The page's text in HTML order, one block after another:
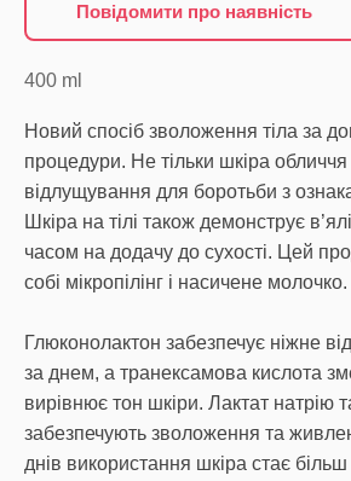
Повідомити про наявність
400 ml
Новий спосіб зволоження тіла за
процедури. Не тільки шкіра
відлущування для боротьби з
Шкіра на тілі також демонструє
часом на додачу до сухості. Цей
собі мікропілінг і насичене молочко.
Глюконолактон забезпечує ніжне
за днем, а транексамова кислота
вирівнює тон шкіри. Лактат натрію
забезпечують зволоження та
днів використання шкіра стає